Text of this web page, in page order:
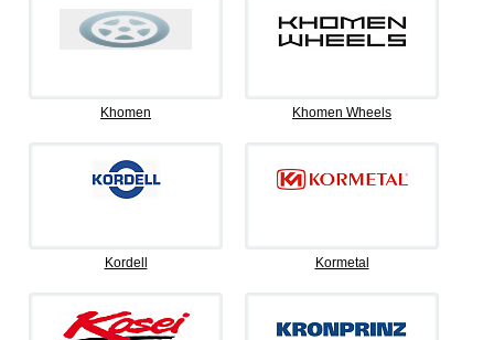
Khomen Khomen Wheels
Kordell Kormetal